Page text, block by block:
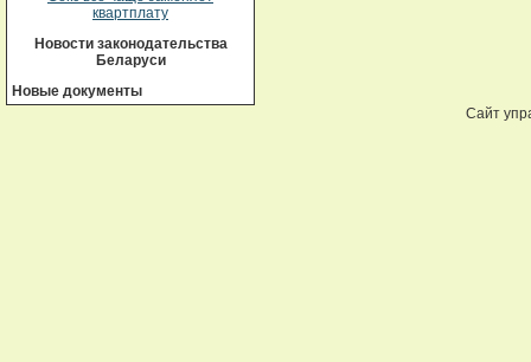
квартплату
Новости законодательства
Беларуси
Новые документы
Сайт